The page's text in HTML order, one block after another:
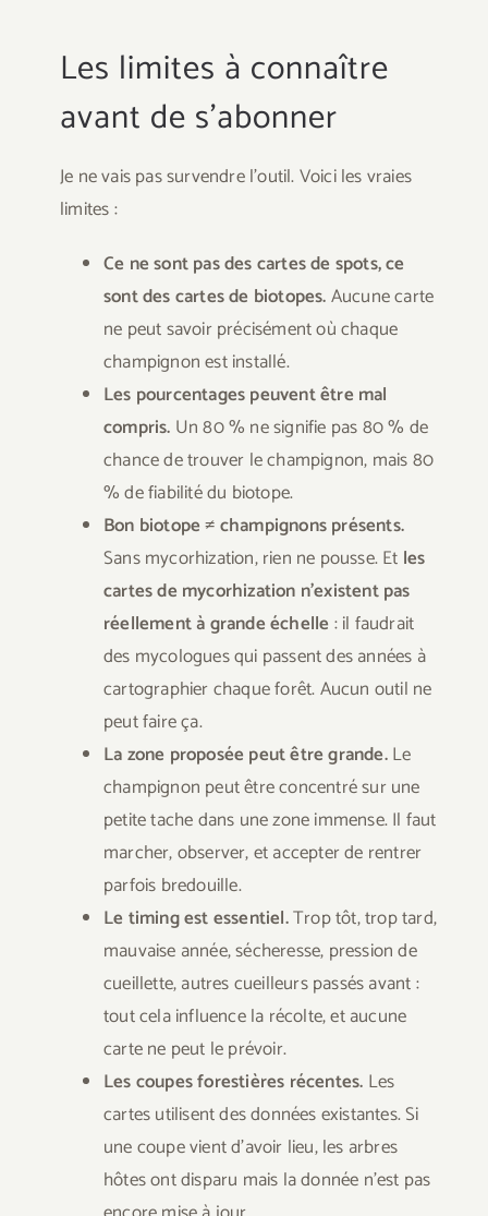
Les limites à connaître
avant de s’abonner
Je ne vais pas survendre l’outil. Voici les vraies
limites :
Ce ne sont pas des cartes de spots, ce
sont des cartes de biotopes.Aucune carte
ne peut savoir précisément où chaque
champignon est installé.
Les pourcentages peuvent être mal
compris. Un 80 % ne signifie pas 80 % de
chance de trouver le champignon, mais 80
% de fiabilité du biotope.
Bon biotope ≠ champignons présents.
Sans mycorhization, rien ne pousse. Et les
cartes de mycorhization n’existent pas
réellement à grande échelle : il faudrait
des mycologues qui passent des années à
cartographier chaque forêt. Aucun outil ne
peut faire ça.
La zone proposée peut être grande.Le
champignon peut être concentré sur une
petite tache dans une zone immense. Il faut
marcher, observer, et accepter de rentrer
parfois bredouille.
Le timing est essentiel.Trop tôt, trop tard,
mauvaise année, sécheresse, pression de
cueillette, autres cueilleurs passés avant :
tout cela influence la récolte, et aucune
carte ne peut le prévoir.
Les coupes forestières récentes. Les
cartes utilisent des données existantes. Si
une coupe vient d’avoir lieu, les arbres
hôtes ont disparu mais la donnée n’est pas